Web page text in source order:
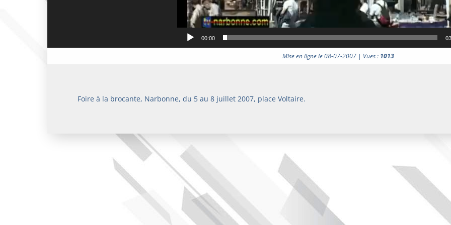
00:00
Mise en ligne le 08-07-2007 | Vues : 1013
Foire à la brocante, Narbonne, du 5 au 8 juillet 2007, place Voltaire.